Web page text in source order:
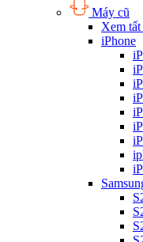
Máy cũ
Xem tất
iPhone